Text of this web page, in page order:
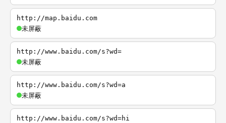
http://map.baidu.com
未屏蔽
http://www.baidu.com/s?wd=
未屏蔽
http://www.baidu.com/s?wd=a
未屏蔽
http://www.baidu.com/s?wd=hi